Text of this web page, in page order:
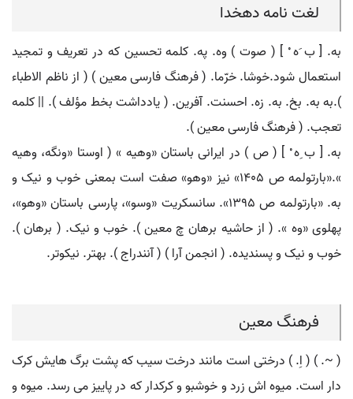
لغت نامه دهخدا
به. [ ب َه ْ ] ( صوت ) وه. په. کلمه تحسین که در تعریف و تمجید
استعمال شود.خوشا. خرّما. ( فرهنگ فارسی معین ) ( از ناظم الاطباء
).به به. بخ. به. زه. احسنت. آفرین. ( یادداشت بخط مؤلف ). || کلمه
تعجب. ( فرهنگ فارسی معین ).
به. [ ب ِه ْ ] ( ص ) در ایرانی باستان «وهیه » ( اوستا «ونگه، وهیه
».«بارتولمه ص 1405» نیز «وهو» صفت است بمعنی خوب و نیک و
به. «بارتولمه ص 1395». سانسکریت «وسو»، پارسی باستان «وهو»،
پهلوی «وه ». ( از حاشیه برهان چ معین ). خوب و نیک. ( برهان ).
خوب و نیک و پسندیده. ( انجمن آرا ) ( آنندراج ). بهتر. نیکوتر.
فرهنگ معین
( ~. ) ( اِ. ) درختی است مانند درخت سیب که پشت برگ هایش کرک
دار است. میوه اش زرد و خوشبو و کرکدار که در پاییز می رسد. میوه و